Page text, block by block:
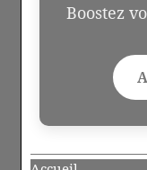
Boostez